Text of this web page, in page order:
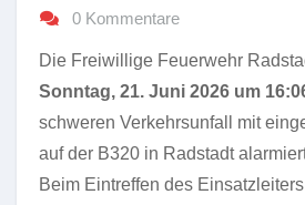
0 Kommentare
Die Freiwillige Feuerwehr
Sonntag, 21. Juni 2026 um
schweren Verkehrsunfall mit
auf der B320 in Radstadt
Beim Eintreffen des